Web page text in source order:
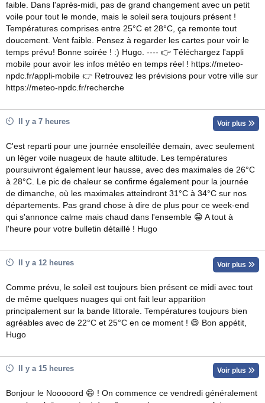
faible. Dans l'après-midi, pas de grand changement avec un petit
voile pour tout le monde, mais le soleil sera toujours présent !
Températures comprises entre 25°C et 28°C, ça remonte tout
doucement. Vent faible. Pensez à regarder les cartes pour voir le
temps prévu! Bonne soirée ! :) Hugo. ---- 👉 Téléchargez l'appli
mobile pour avoir les infos météo en temps réel ! https://meteo-
npdc.fr/appli-mobile 👉 Retrouvez les prévisions pour votre ville sur
https://meteo-npdc.fr/recherche
Il y a 7 heures Voir plus
C'est reparti pour une journée ensoleillée demain, avec seulement
un léger voile nuageux de haute altitude. Les températures
poursuivront également leur hausse, avec des maximales de 26°C
à 28°C. Le pic de chaleur se confirme également pour la journée
de dimanche, où les maximales atteindront 31°C à 34°C sur nos
départements. Pas grand chose à dire de plus pour ce week-end
qui s'annonce calme mais chaud dans l'ensemble 😁 A tout à
l'heure pour votre bulletin détaillé ! Hugo
Il y a 12 heures Voir plus
Comme prévu, le soleil est toujours bien présent ce midi avec tout
de même quelques nuages qui ont fait leur apparition
principalement sur la bande littorale. Températures toujours bien
agréables avec de 22°C et 25°C en ce moment ! 😄 Bon appétit,
Hugo
Il y a 15 heures Voir plus
Bonjour le Nooooord 😄 ! On commence ce vendredi généralement